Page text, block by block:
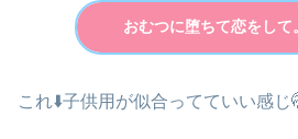
おむつに堕ちて恋をして
これ⬇️子供用が似合ってていい感じ